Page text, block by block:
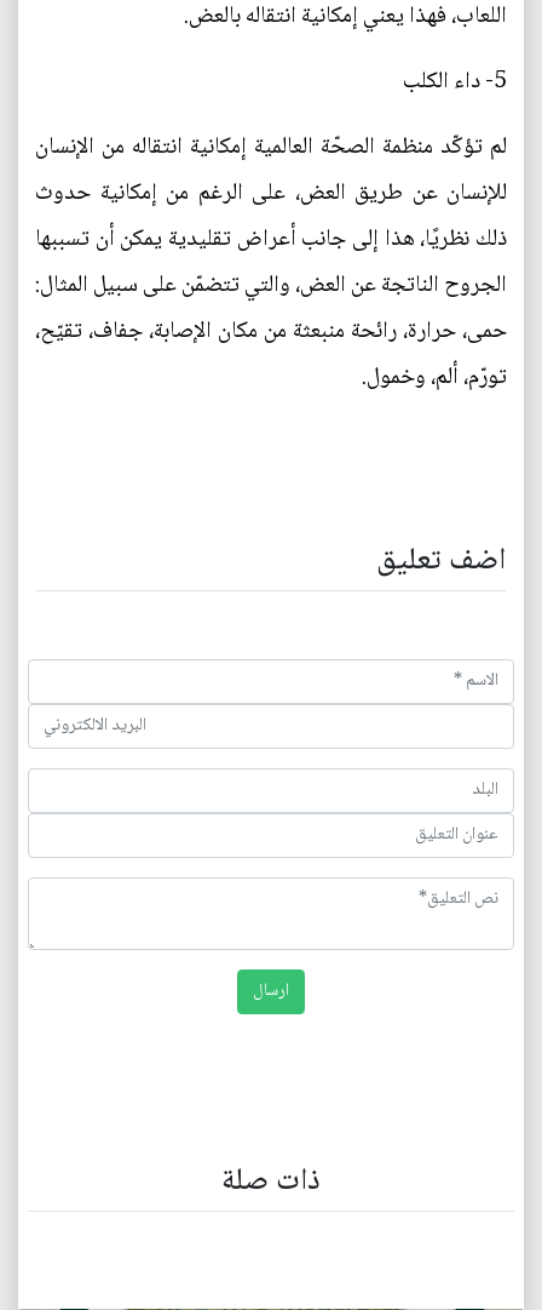
اللعاب، فهذا يعني إمكانية انتقاله بالعض.
5- داء الكلب
لم تؤكّد منظمة الصحّة العالمية إمكانية انتقاله من الإنسان
للإنسان عن طريق العض، على الرغم من إمكانية حدوث
ذلك نظريًا، هذا إلى جانب أعراض تقليدية يمكن أن تسببها
الجروح الناتجة عن العض، والتي تتضمّن على سبيل المثال:
حمى، حرارة، رائحة منبعثة من مكان الإصابة، جفاف، تقيّح،
تورّم، ألم، وخمول.
اضف تعليق
ذات صلة